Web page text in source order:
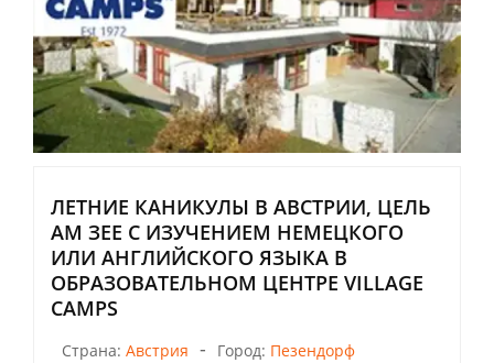
ЛЕТНИЕ КАНИКУЛЫ В АВСТРИИ, ЦЕЛЬ
АМ ЗЕЕ С ИЗУЧЕНИЕМ НЕМЕЦКОГО
ИЛИ АНГЛИЙСКОГО ЯЗЫКА В
ОБРАЗОВАТЕЛЬНОМ ЦЕНТРЕ VILLAGE
CAMPS
Страна: Австрия - Город: Пезендорф